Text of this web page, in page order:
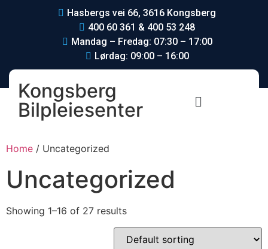
Hasbergs vei 66, 3616 Kongsberg
400 60 361 & 400 53 248
Mandag – Fredag: 07:30 – 17:00
Lørdag: 09:00 – 16:00
Kongsberg
Bilpleiesenter
Home / Uncategorized
Uncategorized
Showing 1–16 of 27 results